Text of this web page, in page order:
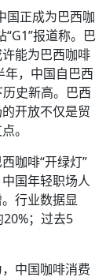
国正成为巴西咖
报道称。巴
能为巴西咖啡
，中国自巴西
史新高。巴西
开放不仅是贸
。
咖啡“开绿灯”
国年轻职场人
行业数据显
；过去5
中国咖啡消费